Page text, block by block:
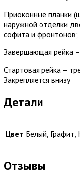
Приоконные планки
наружной отделки
софита и фронтонов;
Завершающая рейка
Стартовая рейка –
Закрепляется внизу
Детали
Цвет Белый, Графит,
Отзывы